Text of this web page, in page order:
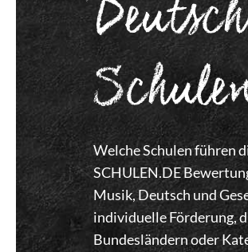
Welche Schulen führen
SCHULEN.DE
Musik, Deutsch und
individuelle Förderung,
Bundesländern oder